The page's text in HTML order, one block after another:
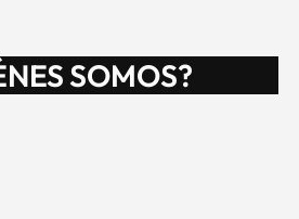
SOMOS?